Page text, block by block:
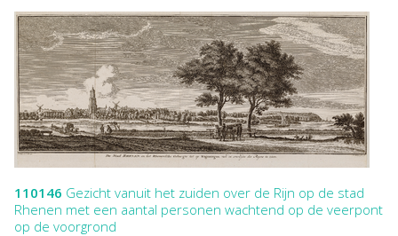
110146 Gezicht vanuit het zuiden over de Rijn op de stad
Rhenen met een aantal personen wachtend op de veerpont
op de voorgrond